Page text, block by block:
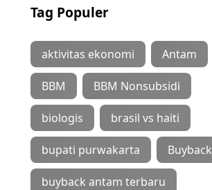
Tag Populer
aktivitas ekonomi Antam
BBM BBM Nonsubsidi
biologis brasil vs haiti
bupati purwakarta Buyback
buyback antam terbaru